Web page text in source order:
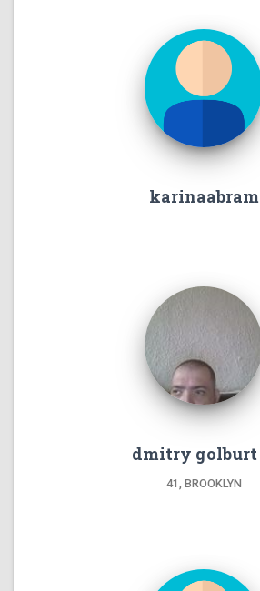
karinaabram
dmitry golburt
41, BROOKLYN